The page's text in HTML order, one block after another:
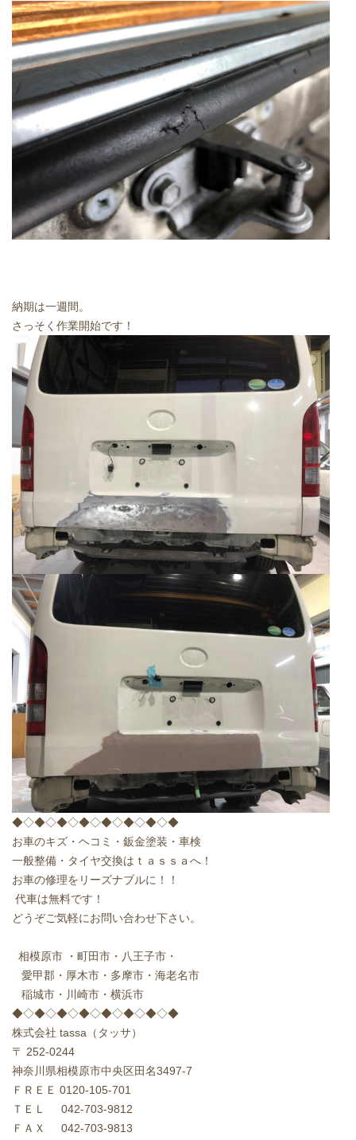
納期は一週間。
さっそく作業開始です！
◆◇◆◇◆◇◆◇◆◇◆◇◆◇◆
お車のキズ・ヘコミ・鈑金塗装・車検
一般整備・タイヤ交換はｔａｓｓａへ！
お車の修理をリーズナブルに！！
代車は無料です！
どうぞご気軽にお問い合わせ下さい。
相模原市
・町田市・八王子市・
愛甲郡・厚木市・多摩市・海老名市
稲城市・川崎市・横浜市
◆◇◆◇◆◇◆◇◆◇◆◇◆◇◆
株式会社 tassa （タッサ）
〒 252-0244
神奈川県相模原市中央区田名3497-7
ＦＲＥＥ 0120-105-701
ＴＥＬ
042-703-9812
ＦＡＸ
042-703-9813